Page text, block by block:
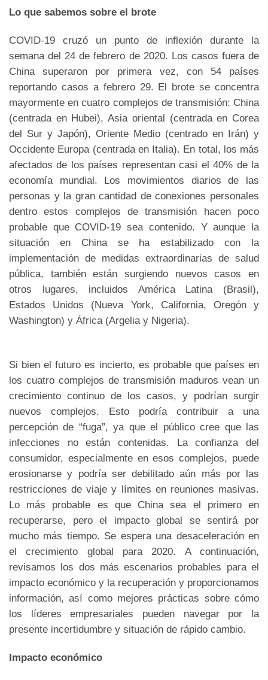
Lo que sabemos sobre el brote
COVID-19 cruzó un punto de inflexión durante la
semana del 24 de febrero de 2020. Los casos fuera de
China superaron por primera vez, con 54 países
reportando casos a febrero 29. El brote se concentra
mayormente en cuatro complejos de transmisión: China
(centrada en Hubei), Asia oriental (centrada en Corea
del Sur y Japón), Oriente Medio (centrado en Irán) y
Occidente Europa (centrada en Italia). En total, los más
afectados de los países representan casi el 40% de la
economía mundial. Los movimientos diarios de las
personas y la gran cantidad de conexiones personales
dentro estos complejos de transmisión hacen poco
probable que COVID-19 sea contenido. Y aunque la
situación en China se ha estabilizado con la
implementación de medidas extraordinarias de salud
pública, también están surgiendo nuevos casos en
otros lugares, incluidos América Latina (Brasil),
Estados Unidos (Nueva York, California, Oregón y
Washington) y África (Argelia y Nigeria).
Si bien el futuro es incierto, es probable que países en
los cuatro complejos de transmisión maduros vean un
crecimiento continuo de los casos, y podrían surgir
nuevos complejos. Esto podría contribuir a una
percepción de “fuga”, ya que el público cree que las
infecciones no están contenidas. La confianza del
consumidor, especialmente en esos complejos, puede
erosionarse y podría ser debilitado aún más por las
restricciones de viaje y límites en reuniones masivas.
Lo más probable es que China sea el primero en
recuperarse, pero el impacto global se sentirá por
mucho más tiempo. Se espera una desaceleración en
el crecimiento global para 2020. A continuación,
revisamos los dos más escenarios probables para el
impacto económico y la recuperación y proporcionamos
información, así como mejores prácticas sobre cómo
los líderes empresariales pueden navegar por la
presente incertidumbre y situación de rápido cambio.
Impacto económico